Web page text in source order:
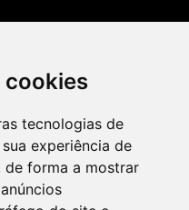
cookies
tecnologias de
experiência de
de forma a mostrar